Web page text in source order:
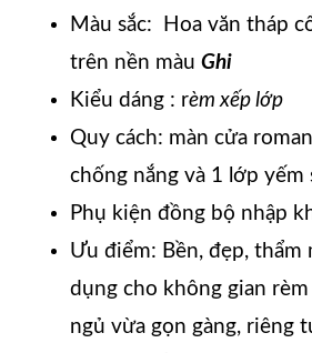
Màu sắc: Hoa văn tháp
trên nền màu Ghi
Kiểu dáng : rèm xếp lớp
Quy cách: màn cửa
chống nắng và 1 lớp yếm
Phụ kiện đồng bộ nhập
Ưu điểm: Bền, đẹp, thẩm
dụng cho không gian
ngủ vừa gọn gàng, riêng